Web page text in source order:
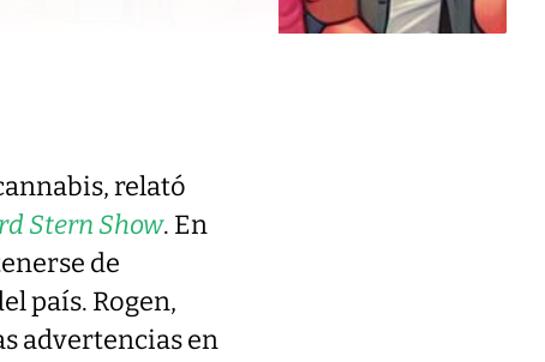
relató
Stern Show. En
de
país. Rogen,
advertencias en